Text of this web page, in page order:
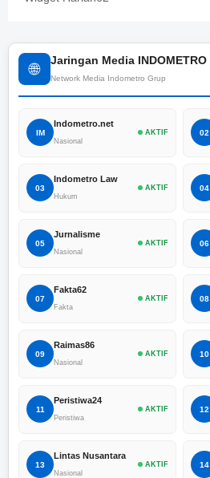
🌐
Jaringan Media INDOMETRO
Network Media Indometro Grup
IM
Indometro.net
Nasional
AKTIF 02
03
Indometro Law
Hukum
AKTIF 04
05
Jurnalisme
Nasional
AKTIF 06
07
Fakta62
Fakta
AKTIF 08
09
Raimas86
Nasional
AKTIF 10
11
Peristiwa24
Peristiwa
AKTIF 12
13
Lintas Nusantara
Nasional
AKTIF 14